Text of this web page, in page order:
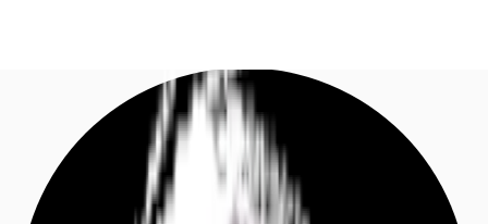
Investieren
Marktinformationen
Jetzt anrufen Kontaktieren Sie uns